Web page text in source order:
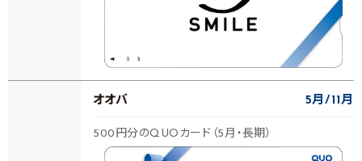
オオバ 5月 11月
500円分のQUOカード（5月・長期）